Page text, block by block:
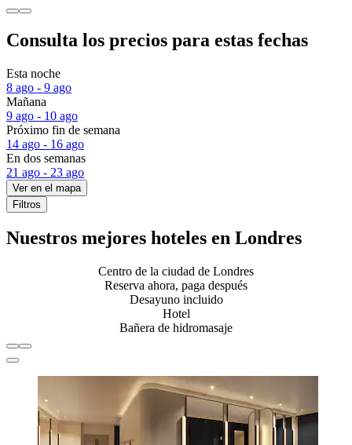
Consulta los precios para estas fechas
Esta noche
8 ago - 9 ago
Mañana
9 ago - 10 ago
Próximo fin de semana
14 ago - 16 ago
En dos semanas
21 ago - 23 ago
Ver en el mapa
Filtros
Nuestros mejores hoteles en Londres
Centro de la ciudad de Londres
Reserva ahora, paga después
Desayuno incluido
Hotel
Bañera de hidromasaje